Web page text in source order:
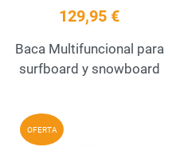
129,95 €
Baca Multifuncional para
surfboard y snowboard
OFERTA